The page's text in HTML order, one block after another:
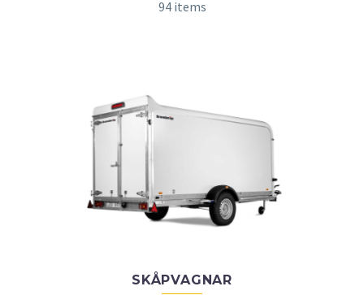
94 items
SKÅPVAGNAR